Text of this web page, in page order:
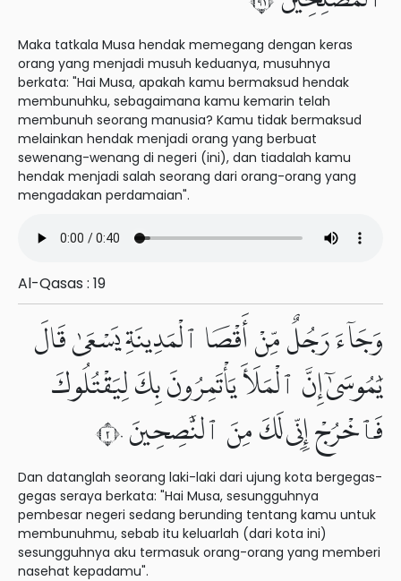
Maka tatkala Musa hendak memegang dengan keras
orang yang menjadi musuh keduanya, musuhnya
berkata: "Hai Musa, apakah kamu bermaksud hendak
membunuhku, sebagaimana kamu kemarin telah
membunuh seorang manusia? Kamu tidak bermaksud
melainkan hendak menjadi orang yang berbuat
sewenang-wenang di negeri (ini), dan tiadalah kamu
hendak menjadi salah seorang dari orang-orang yang
mengadakan perdamaian".
Al-Qasas : 19
وَجَآءَ رَجُلٌ مِّنْ أَقْصَا ٱلْمَدِينَةِ يَسْعَىٰ قَالَ
يَٰمُوسَىٰٓ إِنَّ ٱلْمَلَأَ يَأْتَمِرُونَ بِكَ لِيَقْتُلُوكَ
فَٱخْرُجْ إِنِّى لَكَ مِنَ ٱلنَّٰصِحِينَ ٢٠
Dan datanglah seorang laki-laki dari ujung kota bergegas-
gegas seraya berkata: "Hai Musa, sesungguhnya
pembesar negeri sedang berunding tentang kamu untuk
membunuhmu, sebab itu keluarlah (dari kota ini)
sesungguhnya aku termasuk orang-orang yang memberi
nasehat kepadamu".